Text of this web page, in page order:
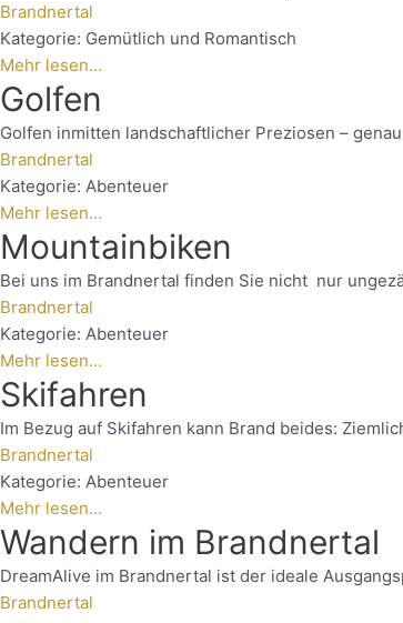
Brandnertal
Kategorie: Gemütlich und Romantisch
Mehr lesen...
Golfen
Golfen inmitten landschaftlicher Preziosen –
Brandnertal
Kategorie: Abenteuer
Mehr lesen...
Mountainbiken
Bei uns im Brandnertal finden Sie nicht nur
Brandnertal
Kategorie: Abenteuer
Mehr lesen...
Skifahren
Im Bezug auf Skifahren kann Brand beides:
Brandnertal
Kategorie: Abenteuer
Mehr lesen...
Wandern im Brandnertal
DreamAlive im Brandnertal ist der ideale
Brandnertal